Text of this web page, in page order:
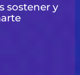
sostener y